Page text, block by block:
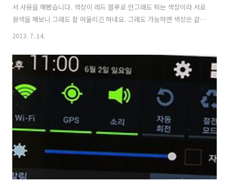
서 사용을 해봤습니다. 색상이 레드 블루로 안그래도 틔는 색상이라 서로
원색을 해보니 그래도 잘 어울리긴 하네요. 그래도 가능하면 색상은 같이
맞추는게 좋아보이긴 하구요. 갤럭시S4 S뷰커버 이벤트를 통해서 단말
저도 증정받은 S뷰커버를 한번 써봤습니다. 사실 이것말고 하나 더 있는
데 그건 좀 더 특별하므로 다음에 글을 하나 더 써보도록 하죠. S뷰커버
는 장점은 커버형태의 기존 케이스경우 사용시에는 커버를 꼭 열어서 사
용을 해야한다는 단점이 있었는데요. 그래서 화면 상태를 알 수 없어서
구멍을 뚫어서 쓰는분까지 있었죠. S뷰커버는 화면을 덮으면 윗부분만
화면이 ..
2013. 7. 14.